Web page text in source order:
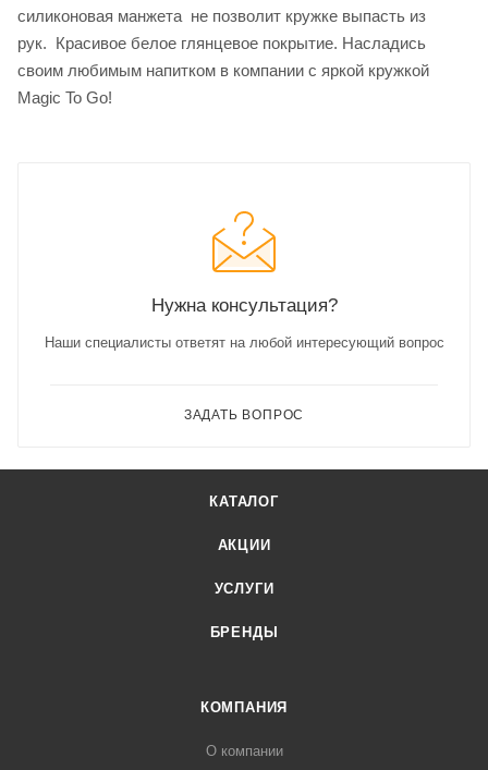
силиконовая манжета не позволит кружке выпасть из
рук. Красивое белое глянцевое покрытие. Насладись
своим любимым напитком в компании с яркой кружкой
Magic To Go!
Нужна консультация?
Наши специалисты ответят на любой интересующий вопрос
ЗАДАТЬ ВОПРОС
КАТАЛОГ
АКЦИИ
УСЛУГИ
БРЕНДЫ
КОМПАНИЯ
О компании